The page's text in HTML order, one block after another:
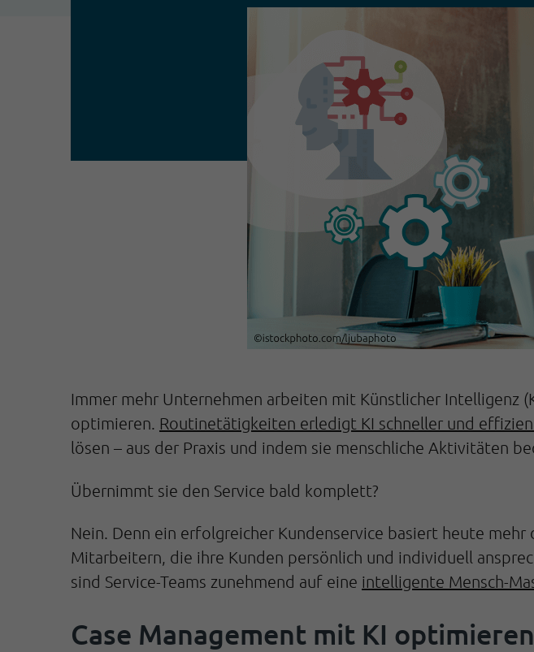
Immer mehr Unternehmen arbeiten mit Künstlicher Intelligenz
optimieren. Routinetätigkeiten erledigt KI schneller und
lösen – aus der Praxis und indem sie menschliche Aktivitäten
Übernimmt sie den Service bald komplett?
Nein. Denn ein erfolgreicher Kundenservice basiert heute
Mitarbeitern, die ihre Kunden persönlich und individuell
sind Service-Teams zunehmend auf eine intelligente Mensch-
Case Management mit KI optimieren